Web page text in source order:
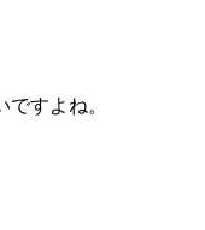
すよね。